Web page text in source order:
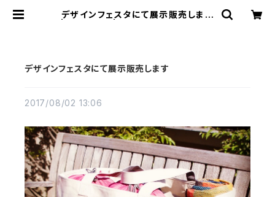
デザインフェスタにて展示販売します
デザインフェスタにて展示販売します
2017/08/02 13:06